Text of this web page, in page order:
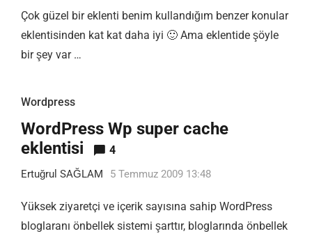
Çok güzel bir eklenti benim kullandığım benzer konular
eklentisinden kat kat daha iyi 🙂 Ama eklentide şöyle
bir şey var …
Wordpress
WordPress Wp super cache
eklentisi
4
Ertuğrul SAĞLAM 5 Temmuz 2009 13:48
Yüksek ziyaretçi ve içerik sayısına sahip WordPress
bloglaranı önbellek sistemi şarttır, bloglarında önbellek